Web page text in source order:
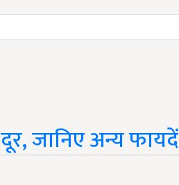
जानिए अन्य फायदें